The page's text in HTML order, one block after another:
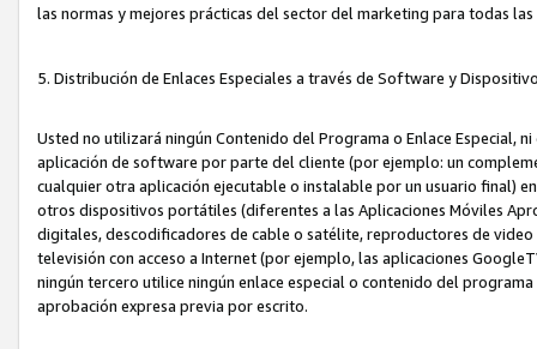
las normas y mejores prácticas del sector del marketing para todas
5. Distribución de Enlaces Especiales a través de Software y
Usted no utilizará ningún Contenido del Programa o Enlace Especial,
aplicación de software por parte del cliente (por ejemplo: un
cualquier otra aplicación ejecutable o instalable por un usuario final)
otros dispositivos portátiles (diferentes a las Aplicaciones Móviles
digitales, descodificadores de cable o satélite, reproductores de
televisión con acceso a Internet (por ejemplo, las aplicaciones
ningún tercero utilice ningún enlace especial o contenido del
aprobación expresa previa por escrito.